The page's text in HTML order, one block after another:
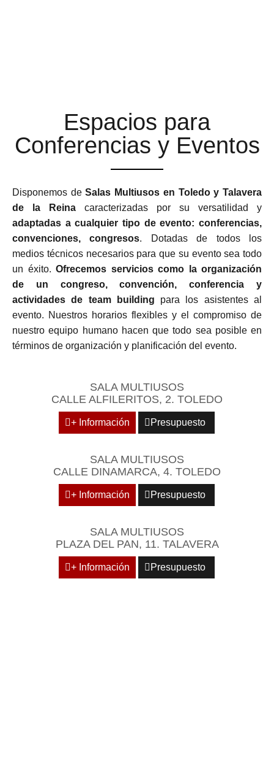
Espacios para
Conferencias y Eventos
Disponemos deSalas Multiusos en Toledo y Talavera
de la Reina caracterizadas por su versatilidad y
adaptadas a cualquier tipo de evento: conferencias,
convenciones, congresos. Dotadas de todos los
medios técnicos necesarios para que su evento sea todo
un éxito. Ofrecemos servicios como la organización
de un congreso, convención, conferencia y
actividades de team building para los asistentes al
evento. Nuestros horarios flexibles y el compromiso de
nuestro equipo humano hacen que todo sea posible en
términos de organización y planificación del evento.
SALA MULTIUSOS
CALLE ALFILERITOS, 2. TOLEDO
+ Información Presupuesto
SALA MULTIUSOS
CALLE DINAMARCA, 4. TOLEDO
+ Información Presupuesto
SALA MULTIUSOS
PLAZA DEL PAN, 11. TALAVERA
+ Información Presupuesto